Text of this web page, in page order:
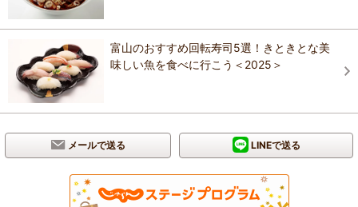
富山のおすすめ回転寿司5選！きときとな美
味しい魚を食べに行こう＜2025＞
メールで送る LINEで送る